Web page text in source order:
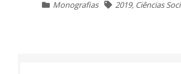
Monografias 2019, Ciências